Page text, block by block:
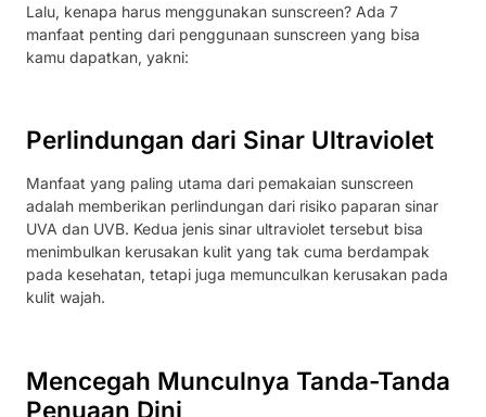
Lalu, kenapa harus menggunakan sunscreen? Ada 7
manfaat penting dari penggunaan sunscreen yang bisa
kamu dapatkan, yakni:
Perlindungan dari Sinar Ultraviolet
Manfaat yang paling utama dari pemakaian sunscreen
adalah memberikan perlindungan dari risiko paparan sinar
UVA dan UVB. Kedua jenis sinar ultraviolet tersebut bisa
menimbulkan kerusakan kulit yang tak cuma berdampak
pada kesehatan, tetapi juga memunculkan kerusakan pada
kulit wajah.
Mencegah Munculnya Tanda-Tanda
Penuaan Dini